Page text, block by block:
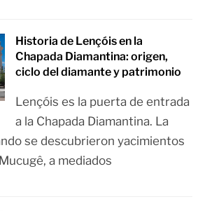
Historia de Lençóis en la
Chapada Diamantina: origen,
ciclo del diamante y patrimonio
Lençóis es la puerta de entrada
a la Chapada Diamantina. La
se descubrieron yacimientos
a mediados